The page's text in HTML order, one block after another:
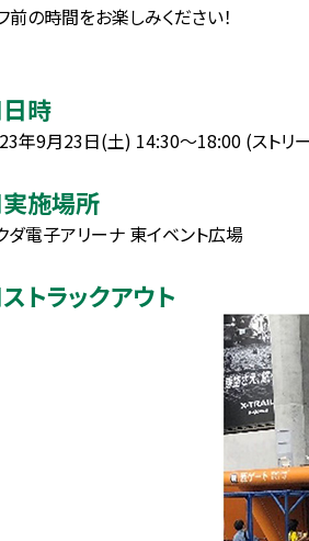
前の時間をお楽しみください！
時
年9月23日(土) 14:30～18:00 (ストリ
施場所
ダ電子アリーナ 東イベント広場
トラックアウト